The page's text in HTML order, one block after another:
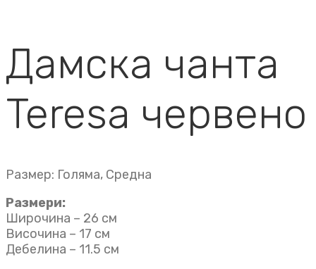
Дамска чанта
Teresa червено
Размер: Голяма, Средна
Размери:
Широчина – 26 см
Височина – 17 см
Дебелина – 11.5 см